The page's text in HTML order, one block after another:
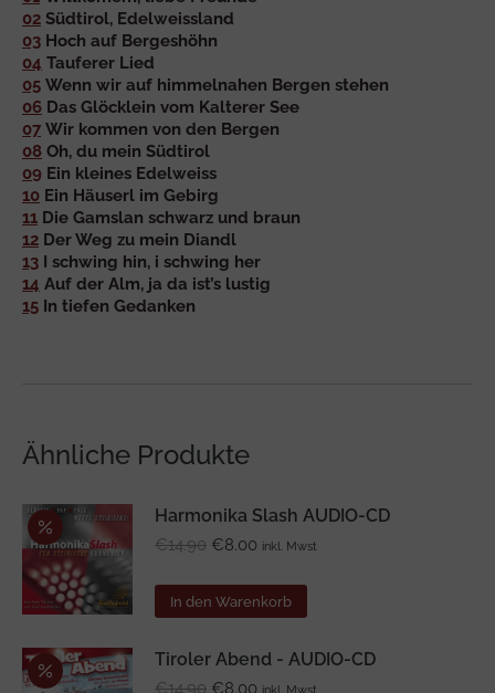
02 Südtirol, Edelweissland
03 Hoch auf Bergeshöhn
04 Tauferer Lied
05 Wenn wir auf himmelnahen Bergen stehen
06 Das Glöcklein vom Kalterer See
07 Wir kommen von den Bergen
08 Oh, du mein Südtirol
09 Ein kleines Edelweiss
10 Ein Häuserl im Gebirg
11 Die Gamslan schwarz und braun
12 Der Weg zu mein Diandl
13 I schwing hin, i schwing her
14 Auf der Alm, ja da ist’s lustig
15 In tiefen Gedanken
Ähnliche Produkte
Harmonika Slash AUDIO-CD
€14.90 Ursprünglicher
war:
€14.90
€8.00 Aktueller
ist:
€8.00.
inkl. Mwst
In den Warenkorb
Tiroler Abend - AUDIO-CD
€14.90 Ursprünglicher
€8.00 Aktueller
inkl. Mwst